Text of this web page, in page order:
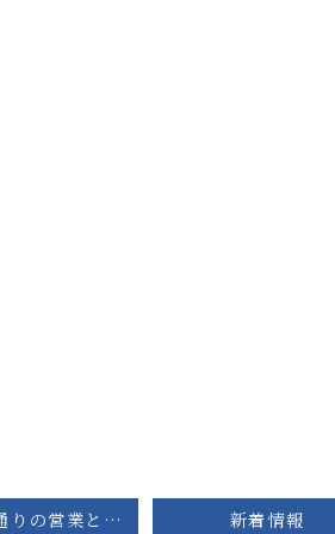
GWは暦通りの営業となります 新着情報